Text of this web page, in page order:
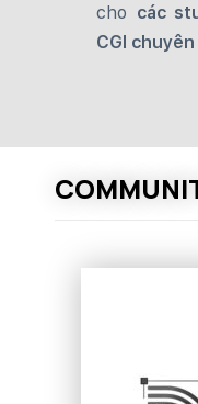
cho các
CGI